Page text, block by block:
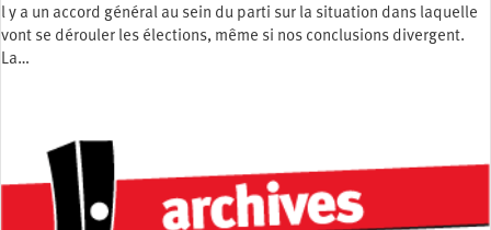
l y a un accord général au sein du parti sur la situation dans laquelle
vont se dérouler les élections, même si nos conclusions divergent.
La…